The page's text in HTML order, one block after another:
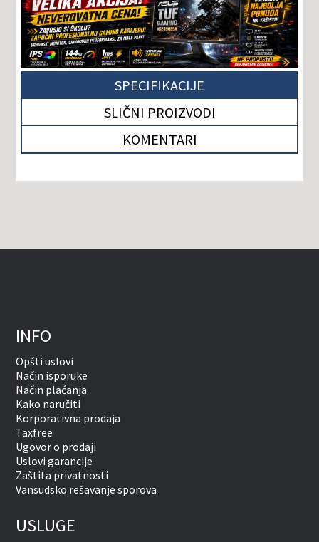
SPECIFIKACIJE
SLIČNI PROIZVODI
KOMENTARI
INFO
Opšti uslovi
Način isporuke
Način plaćanja
Kako naručiti
Korporativna prodaja
Taxfree
Ugovor o prodaji
Uslovi garancije
Zaštita privatnosti
Vansudsko rešavanje sporova
USLUGE